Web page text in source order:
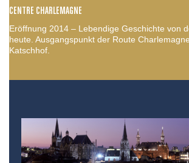
CENTRE CHARLEMAGNE
Eröffnung 2014 – Lebendige Geschichte von
heute. Ausgangspunkt der Route
Katschhof.